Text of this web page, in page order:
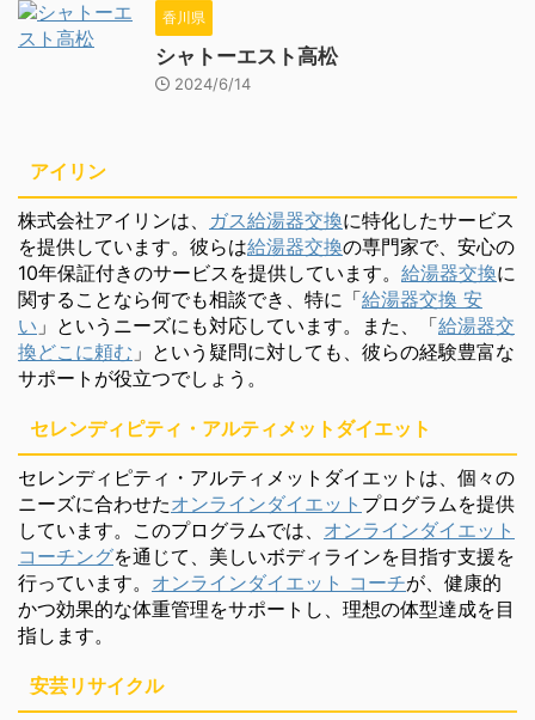
香川県
シャトーエスト高松
2024/6/14
アイリン
株式会社アイリンは、 ガス給湯器交換に特化したサービス
を提供しています。彼らは給湯器交換の専門家で、安心の
10年保証付きのサービスを提供しています。 給湯器交換に
関することなら何でも相談でき、特に「給湯器交換 安
い 」というニーズにも対応しています。また、「給湯器交
換どこに頼む 」という疑問に対しても、彼らの経験豊富な
サポートが役立つでしょう。
セレンディピティ・アルティメットダイエット
セレンディピティ・アルティメットダイエットは、個々の
ニーズに合わせたオンラインダイエット プログラムを提供
しています。このプログラムでは、 オンラインダイエット
コーチングを通じて、美しいボディラインを目指す支援を
行っています。 オンラインダイエット コーチが、健康的
かつ効果的な体重管理をサポートし、理想の体型達成を目
指します。
安芸リサイクル